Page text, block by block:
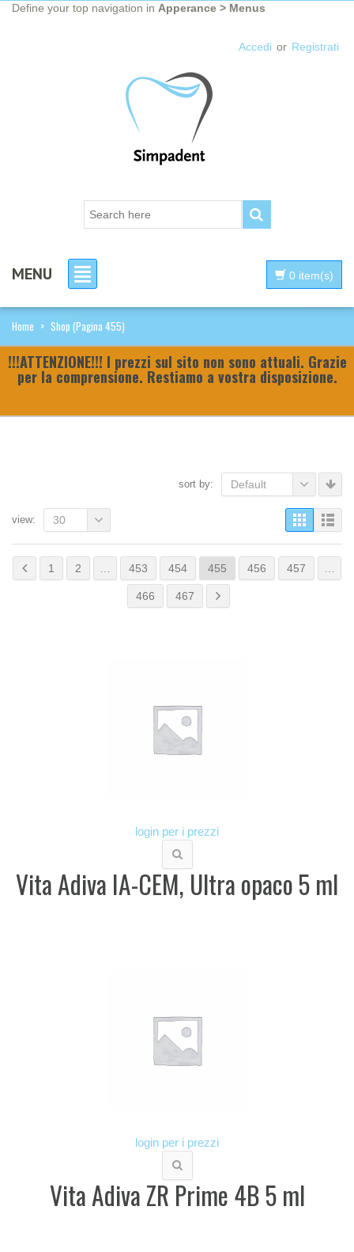
Define your top navigation in Apperance > Menus
Accedi or Registrati
MENU 0 item(s)
Home > Shop (Pagina 455)
!!!ATTENZIONE!!! I prezzi sul sito non sono attuali. Grazie
per la comprensione. Restiamo a vostra disposizione.
sort by: Default
1 2 453 454 455 456 457
466 467
view: 30
login per i prezzi
Vita Adiva IA-CEM, Ultra opaco 5 ml
login per i prezzi
Vita Adiva ZR Prime 4B 5 ml